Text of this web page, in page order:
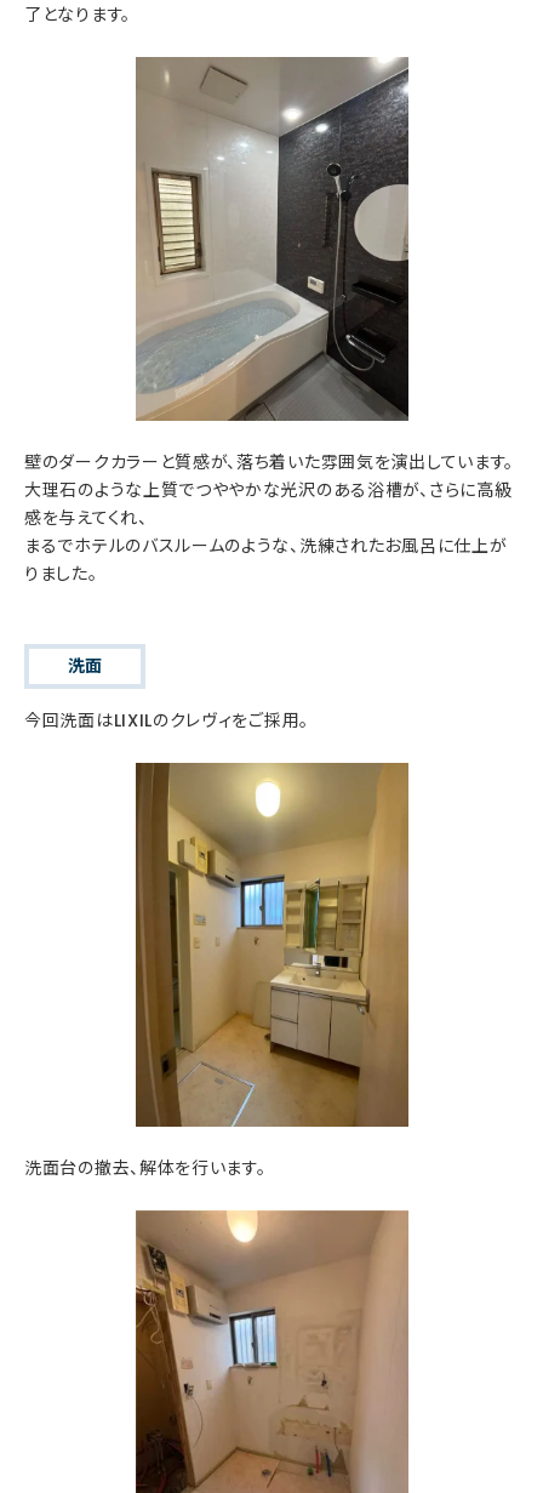
了となります。
壁のダークカラーと質感が、落ち着いた雰囲気を演出しています。
大理石のような上質でつややかな光沢のある浴槽が、さらに高級
感を与えてくれ、
まるでホテルのバスルームのような、洗練されたお風呂に仕上が
りました。
洗面
今回洗面はLIXILのクレヴィをご採用。
洗面台の撤去、解体を行います。